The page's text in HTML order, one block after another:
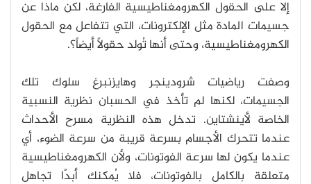
إلا على الحقول الكهرومغناطيسية الفارغة، لكن ماذا عن
جسيمات المادة مثل الإلكترونات، التي تتفاعل مع الحقول
الكهرومغناطيسية، وحتى أنها تُولد حقولاً أيضاً؟.
وصفت رياضيات شرودينجر وهايزنبرغ سلوك تلك
الجسيمات، لكنها لم تأخذ في الحسبان نظرية النسبية
الخاصة لأينشتاين. تدخل هذه النظرية مسرح الأحداث
عندما تتحرك الأجسام بسرعة قريبة من سرعة الضوء، أي
عندما يكون لها سرعة الفوتونات، ولأن الكهرومغناطيسية
متعلقة بالكامل بالفوتونات، فلا يُمكنك أبدًا تجاهل